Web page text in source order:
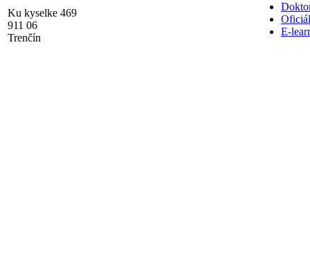
Ku kyselke 469
911 06
Trenčín
E-